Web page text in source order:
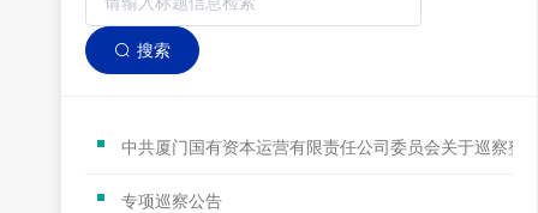
搜索
中共厦门国有资本运营有限责任公司委员会关于巡察整
专项巡察公告